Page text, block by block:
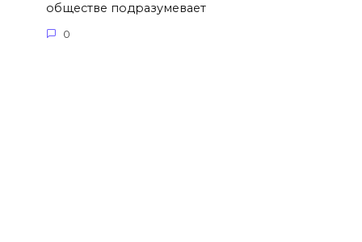
обществе подразумевает
0